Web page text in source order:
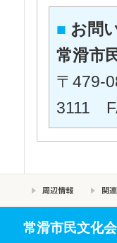
■ お問
常滑市
〒479-
3111
常滑市民文化